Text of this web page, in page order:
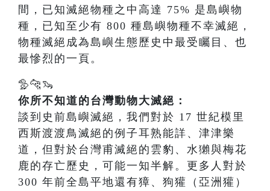
間，已知滅絕物種之中高達 75% 是島嶼物
種，已知至少有 800 種島嶼物種不幸滅絕，
物種滅絕成為島嶼生態歷史中最受矚目、也
最慘烈的一頁。
🦤🐆🦦
你所不知道的台灣動物大滅絕：
談到史前島嶼滅絕，我們對於 17 世紀模里
西斯渡渡鳥滅絕的例子耳熟能詳、津津樂
道，但對於台灣甫滅絕的雲豹、水獺與梅花
鹿的存亡歷史，可能一知半解。更多人對於
300 年前全島平地還有獐、狗獾（亞洲獾）